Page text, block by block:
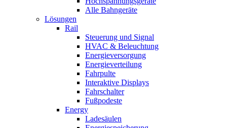
Alle Bahngeräte
Lösungen
Rail
Steuerung und Signal
HVAC & Beleuchtung
Energieversorgung
Energieverteilung
Fahrpulte
Interaktive Displays
Fahrschalter
Fußpodeste
Energy
Ladesäulen